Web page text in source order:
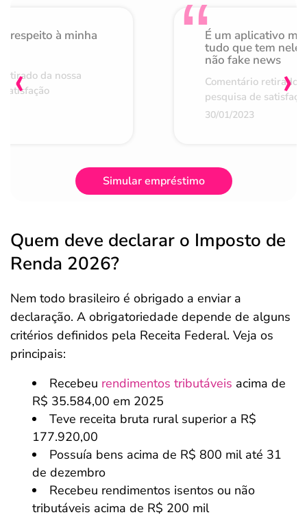
respeito à minha
da nossa
É um aplicativo
tudo que tem nele
não fake news
Comentário retirado
pesquisa de
30/01/2023
‹ ›
Simular empréstimo
Quem deve declarar o Imposto de
Renda 2026?
Nem todo brasileiro é obrigado a enviar a
declaração. A obrigatoriedade depende de alguns
critérios definidos pela Receita Federal. Veja os
principais:
Recebeu rendimentos tributáveis acima de
R$ 35.584,00 em 2025
Teve receita bruta rural superior a R$
177.920,00
Possuía bens acima de R$ 800 mil até 31
de dezembro
Recebeu rendimentos isentos ou não
tributáveis acima de R$ 200 mil